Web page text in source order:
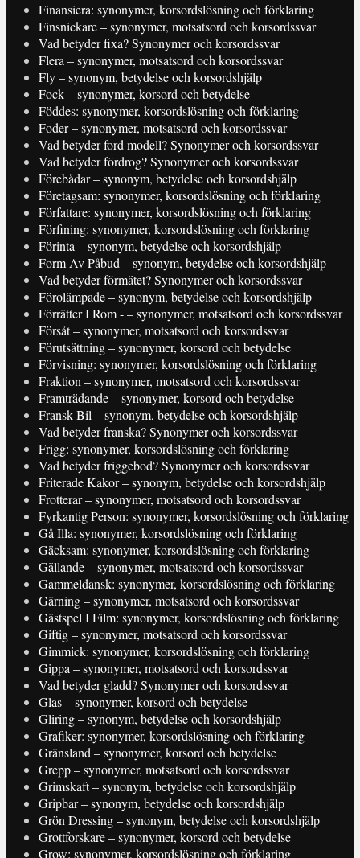
Finansiera: synonymer, korsordslösning och förklaring
Finsnickare – synonymer, motsatsord och korsordssvar
Vad betyder fixa? Synonymer och korsordssvar
Flera – synonymer, motsatsord och korsordssvar
Fly – synonym, betydelse och korsordshjälp
Fock – synonymer, korsord och betydelse
Föddes: synonymer, korsordslösning och förklaring
Foder – synonymer, motsatsord och korsordssvar
Vad betyder ford modell? Synonymer och korsordssvar
Vad betyder fördrog? Synonymer och korsordssvar
Förebådar – synonym, betydelse och korsordshjälp
Företagsam: synonymer, korsordslösning och förklaring
Författare: synonymer, korsordslösning och förklaring
Förfining: synonymer, korsordslösning och förklaring
Förinta – synonym, betydelse och korsordshjälp
Form Av Påbud – synonym, betydelse och korsordshjälp
Vad betyder förmätet? Synonymer och korsordssvar
Förolämpade – synonym, betydelse och korsordshjälp
Förrätter I Rom - – synonymer, motsatsord och korsordssvar
Försåt – synonymer, motsatsord och korsordssvar
Förutsättning – synonymer, korsord och betydelse
Förvisning: synonymer, korsordslösning och förklaring
Fraktion – synonymer, motsatsord och korsordssvar
Framträdande – synonymer, korsord och betydelse
Fransk Bil – synonym, betydelse och korsordshjälp
Vad betyder franska? Synonymer och korsordssvar
Frigg: synonymer, korsordslösning och förklaring
Vad betyder friggebod? Synonymer och korsordssvar
Friterade Kakor – synonym, betydelse och korsordshjälp
Frotterar – synonymer, motsatsord och korsordssvar
Fyrkantig Person: synonymer, korsordslösning och förklaring
Gå Illa: synonymer, korsordslösning och förklaring
Gäcksam: synonymer, korsordslösning och förklaring
Gällande – synonymer, motsatsord och korsordssvar
Gammeldansk: synonymer, korsordslösning och förklaring
Gärning – synonymer, motsatsord och korsordssvar
Gästspel I Film: synonymer, korsordslösning och förklaring
Giftig – synonymer, motsatsord och korsordssvar
Gimmick: synonymer, korsordslösning och förklaring
Gippa – synonymer, motsatsord och korsordssvar
Vad betyder gladd? Synonymer och korsordssvar
Glas – synonymer, korsord och betydelse
Gliring – synonym, betydelse och korsordshjälp
Grafiker: synonymer, korsordslösning och förklaring
Gränsland – synonymer, korsord och betydelse
Grepp – synonymer, motsatsord och korsordssvar
Grimskaft – synonym, betydelse och korsordshjälp
Gripbar – synonym, betydelse och korsordshjälp
Grön Dressing – synonym, betydelse och korsordshjälp
Grottforskare – synonymer, korsord och betydelse
Grow: synonymer, korsordslösning och förklaring